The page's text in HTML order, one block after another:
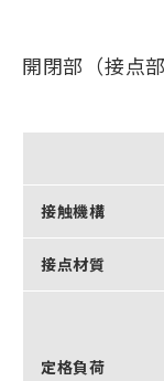
開閉部（接点部
接触機構
接点材質
定格負荷